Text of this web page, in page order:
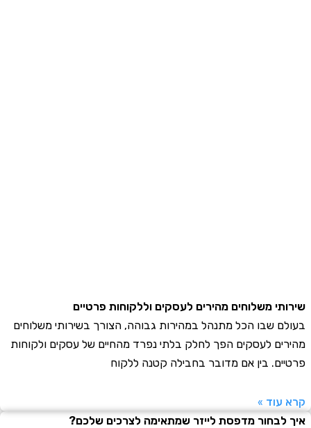
משלוחים מהירים לעסקים וללקוחות פרטיים
שבו הכל מתנהל במהירות גבוהה, הצורך בשירותי משלוחים
לעסקים הפך לחלק בלתי נפרד מהחיים של עסקים ולקוחות
בין אם מדובר בחבילה קטנה ללקוח
»
לבחור מדפסת לייזר שמתאימה לצרכים שלכם?